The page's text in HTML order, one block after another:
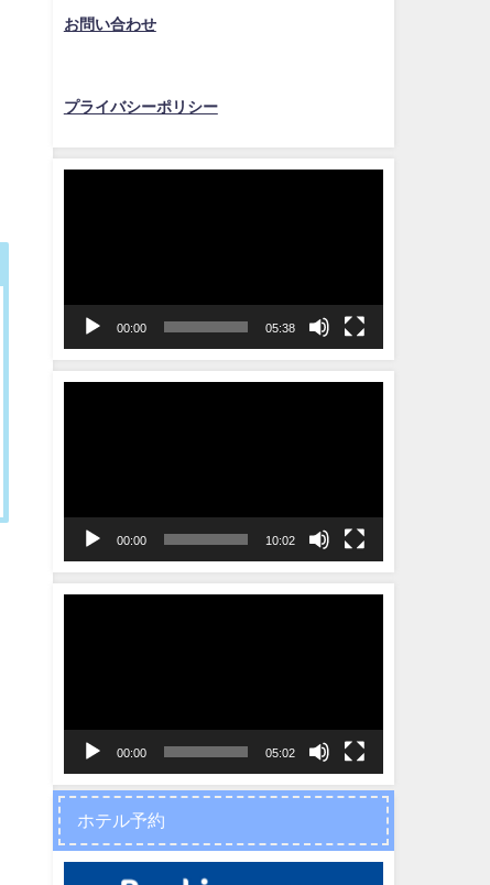
お問い合わせ
プライバシーポリシー
ー
00:00 05:38
ー
00:00 10:02
ー
00:00 05:02
ホテル予約